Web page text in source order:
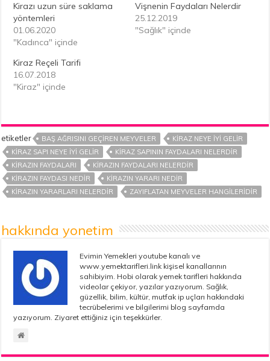
Kirazı uzun süre saklama
yöntemleri
01.06.2020
"Kadınca" içinde
Vişnenin Faydaları Nelerdir
25.12.2019
"Sağlık" içinde
Kiraz Reçeli Tarifi
16.07.2018
"Kiraz" içinde
etiketler BAŞ AĞRISINI GEÇIREN MEYVELER
KIRAZ NEYE IYI GELIR
KIRAZ SAPI NEYE IYI GELIR
KIRAZ SAPININ FAYDALARI NELERDIR
KIRAZIN FAYDALARI
KIRAZIN FAYDALARI NELERDIR
KIRAZIN FAYDASI NEDIR
KIRAZIN YARARI NEDIR
KIRAZIN YARARLARI NELERDIR
ZAYIFLATAN MEYVELER HANGILERIDIR
hakkında yonetim
Evimin Yemekleri youtube kanalı ve
www.yemektarifleri.link kişisel kanallarının
sahibiyim. Hobi olarak yemek tarifleri hakkında
videolar çekiyor, yazılar yazıyorum. Sağlık,
güzellik, bilim, kültür, mutfak ip uçları hakkındaki
tecrübelerimi ve bilgilerimi blog sayfamda
yazıyorum. Ziyaret ettiğiniz için teşekkürler.